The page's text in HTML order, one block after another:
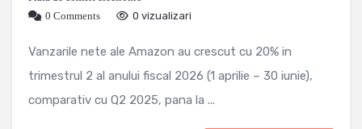
0 Comments
0 vizualizari
Vanzarile nete ale Amazon au crescut cu 20% in
trimestrul 2 al anului fiscal 2026 (1 aprilie – 30 iunie),
comparativ cu Q2 2025, pana la ...